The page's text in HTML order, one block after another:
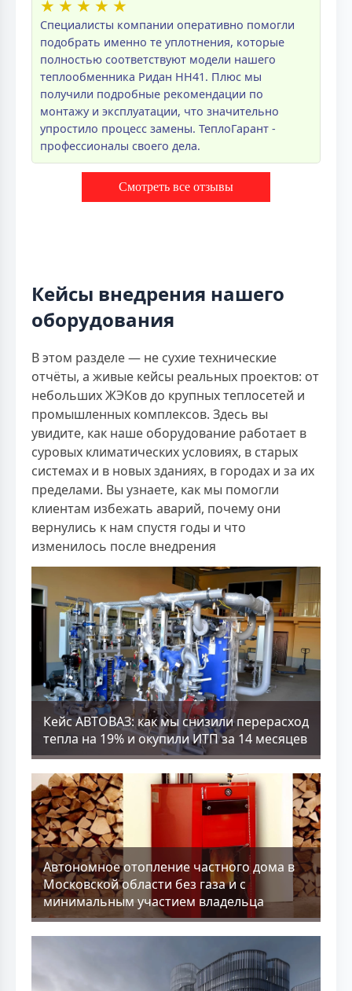
★ ★ ★ ★ ★
Специалисты компании оперативно помогли
подобрать именно те уплотнения, которые
полностью соответствуют модели нашего
теплообменника Ридан НН41. Плюс мы
получили подробные рекомендации по
монтажу и эксплуатации, что значительно
упростило процесс замены. ТеплоГарант -
профессионалы своего дела.
Смотреть все отзывы
Кейсы внедрения нашего
оборудования
В этом разделе — не сухие технические
отчёты, а живые кейсы реальных проектов: от
небольших ЖЭКов до крупных теплосетей и
промышленных комплексов. Здесь вы
увидите, как наше оборудование работает в
суровых климатических условиях, в старых
системах и в новых зданиях, в городах и за их
пределами. Вы узнаете, как мы помогли
клиентам избежать аварий, почему они
вернулись к нам спустя годы и что
изменилось после внедрения
Кейс АВТОВАЗ: как мы снизили перерасход
тепла на 19% и окупили ИТП за 14 месяцев
Aвтономное отопление частного дома в
Московской области без газа и с
минимальным участием владельца